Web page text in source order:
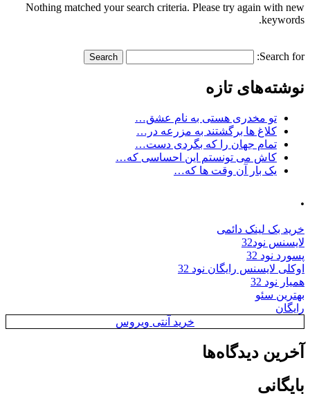
Nothing matched your search criteria. Please try again with new
keywords.
Search for:
نوشته‌های تازه
تو مخدری هستی به نام عشق…
کلاغ ها برگشتند به مزرعه در…
تمام جهان را که بگردی دست…
کاش می تونستم این احساسی که…
یک بار آن وقت ها که…
.
خرید بک لینک دائمی
لایسنس نود32
پسورد نود 32
اوکلی لایسنس رایگان نود 32
همیار نود 32
بهترین سئو
رایگان
خرید آنتی ویروس
آخرین دیدگاه‌ها
بایگانی